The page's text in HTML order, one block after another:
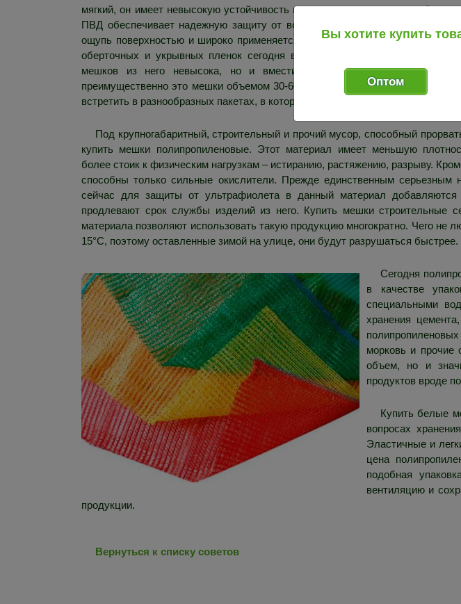
мягкий, он имеет невысокую устойчивость к разрыву, но при этом не
ПВД обеспечивает надежную защиту от водяных паров, обладает
ощупь поверхностью и широко применяется в качестве упаковочного
оберточных и укрывных пленок сегодня выпускается именно на основе
мешков из него невысока, но и вместимость их при этом
преимущественно это мешки объемом 30-60 л. Поэтому же чаще данный
встретить в разнообразных пакетах, в которые упаковывают хлеб и другие
Под крупногабаритный, строительный и прочий мусор, способный
купить мешки полипропиленовые. Этот материал имеет меньшую
более стоик к физическим нагрузкам – истиранию, растяжению, разрыву.
способны только сильные окислители. Прежде единственным
сейчас для защиты от ультрафиолета в данный материал
продлевают срок службы изделий из него. Купить мешки строительные
материала позволяют использовать такую продукцию многократно. Чего не
15°C, поэтому оставленные зимой на улице, они будут разрушаться быстрее.
Сегодня
в качестве
специальными
хранения
морковь и
объем, но и
продуктов вроде
Купить белые
вопросах
Эластичные и
цена
подобная
вентиляцию и
продукции.
Вернуться к списку советов
Вы хотите купить
Оптом